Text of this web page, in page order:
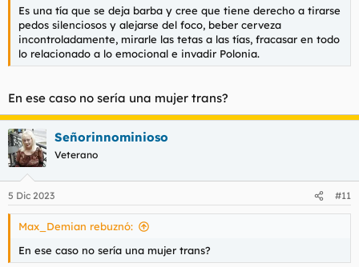
Es una tía que se deja barba y cree que tiene derecho a tirarse
pedos silenciosos y alejarse del foco, beber cerveza
incontroladamente, mirarle las tetas a las tías, fracasar en todo
lo relacionado a lo emocional e invadir Polonia.
En ese caso no sería una mujer trans?
Señorinnominioso
Veterano
5 Dic 2023 #11
Max_Demian rebuznó:
En ese caso no sería una mujer trans?